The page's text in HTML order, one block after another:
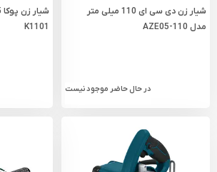
شیار زن دی سی ای 110 میلی متر
مدل AZE05-110
در حال حاضر موجود نیست
K1101